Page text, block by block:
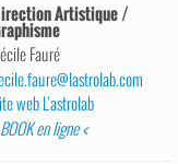
Artistique /
Fauré
web L’astrolab
en ligne <